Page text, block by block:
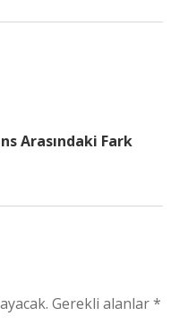
Arasındaki Fark
Gerekli alanlar*